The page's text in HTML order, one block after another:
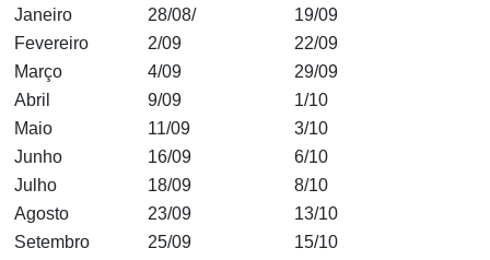
Janeiro 28/08/
19/09
Fevereiro
2/09
22/09
Março
4/09
29/09
Abril
9/09
1/10
Maio
11/09
3/10
Junho
16/09
6/10
Julho
18/09
8/10
Agosto
23/09
13/10
Setembro
25/09
15/10